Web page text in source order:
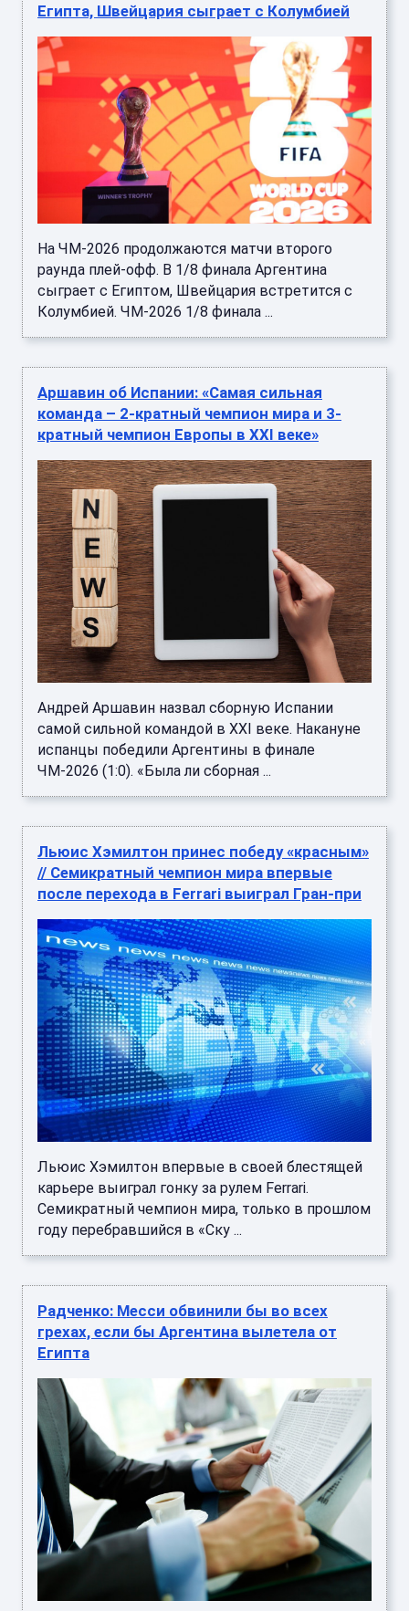
Египта, Швейцария сыграет с Колумбией
На ЧМ-2026 продолжаются матчи второго
раунда плей-офф. В 1/8 финала Аргентина
сыграет с Египтом, Швейцария встретится с
Колумбией. ЧМ-2026 1/8 финала ...
Аршавин об Испании: «Самая сильная
команда – 2-кратный чемпион мира и 3-
кратный чемпион Европы в XXI веке»
Андрей Аршавин назвал сборную Испании
самой сильной командой в XXI веке. Накануне
испанцы победили Аргентины в финале
ЧМ‑2026 (1:0). «Была ли сборная ...
Льюис Хэмилтон принес победу «красным»
// Семикратный чемпион мира впервые
после перехода в Ferrari выиграл Гран-при
Льюис Хэмилтон впервые в своей блестящей
карьере выиграл гонку за рулем Ferrari.
Семикратный чемпион мира, только в прошлом
году перебравшийся в «Ску ...
Радченко: Месси обвинили бы во всех
грехах, если бы Аргентина вылетела от
Египта